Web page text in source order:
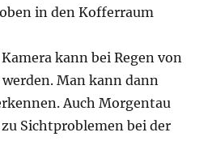
in den Kofferraum
kann bei Regen von
Man kann dann
Auch Morgentau
Sichtproblemen bei der